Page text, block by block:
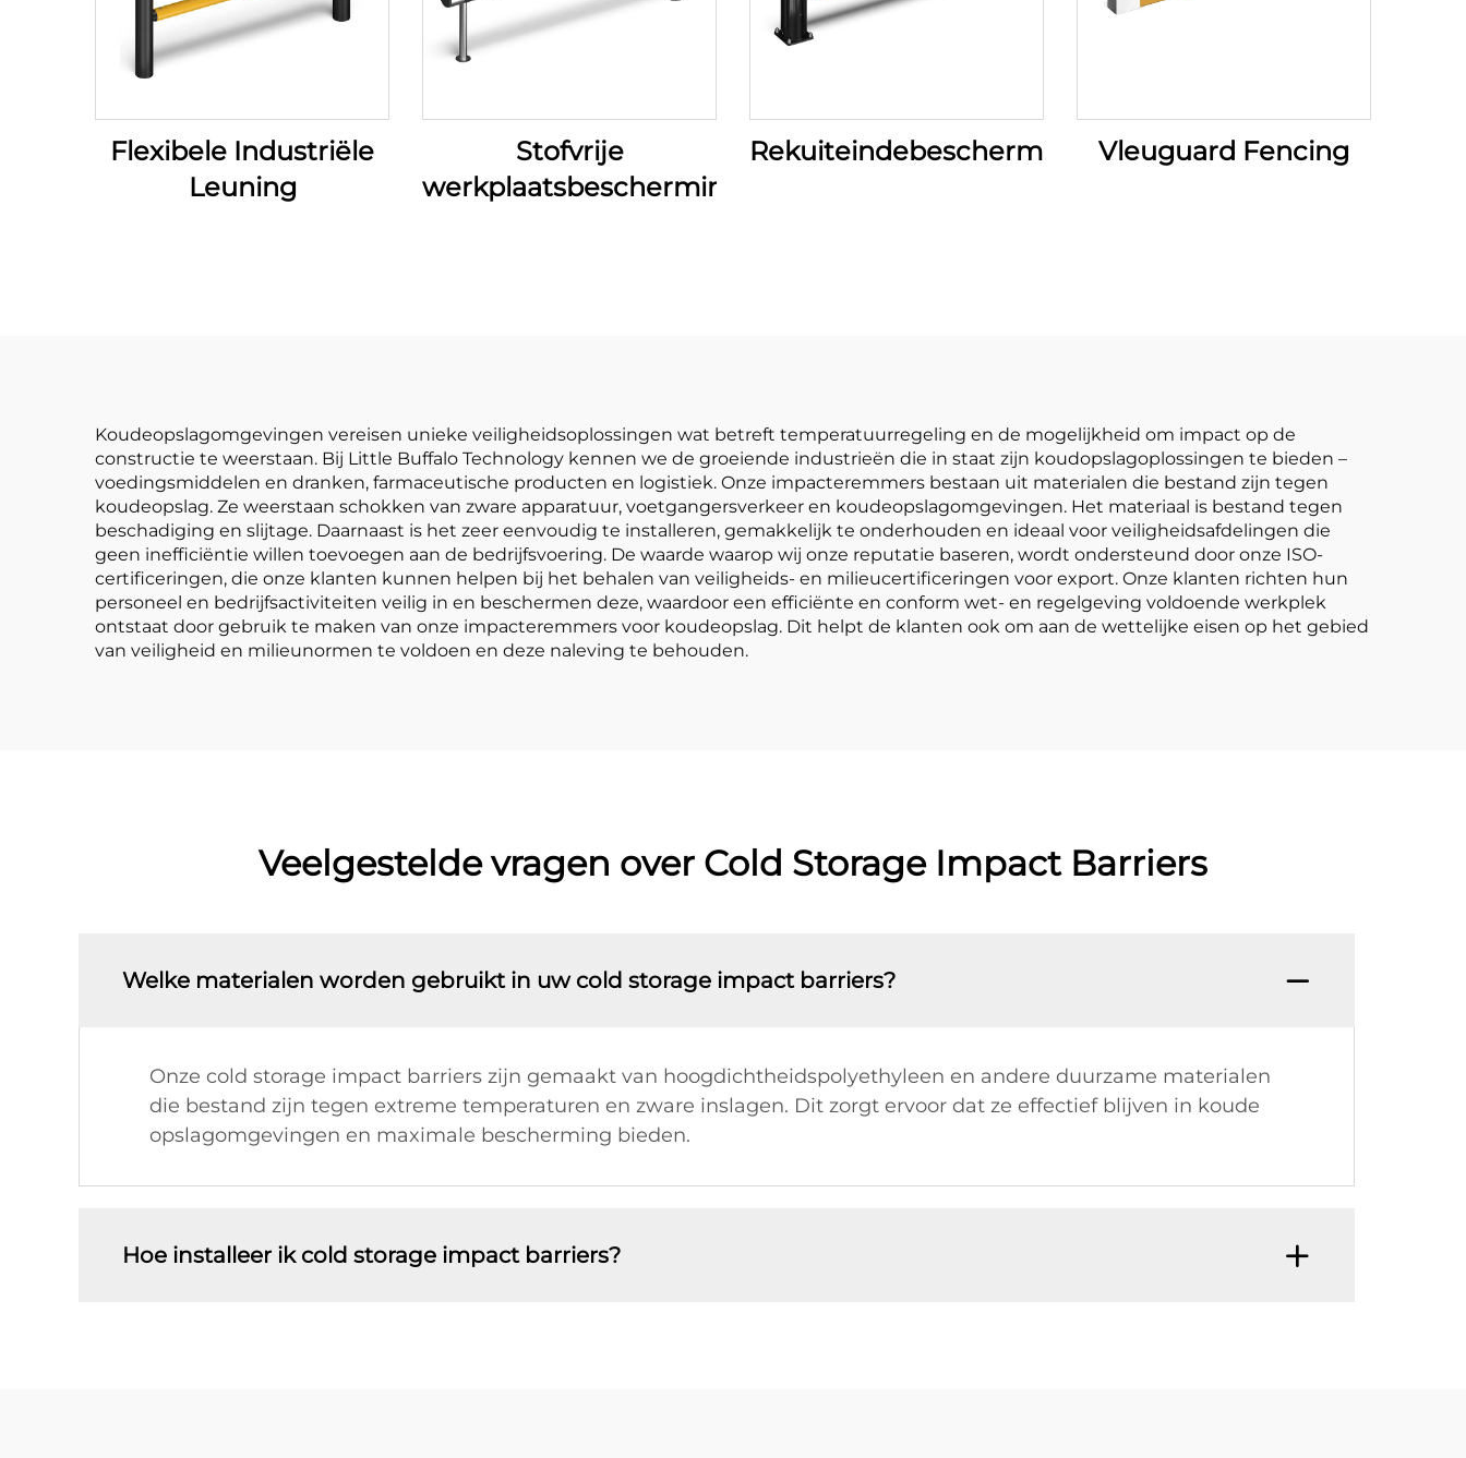
Flexibele Industriële
Leuning
Stofvrije
werkplaatsbescherming
Rekuiteindebescherming Vleuguard Fencing
Koudeopslagomgevingen vereisen unieke veiligheidsoplossingen wat betreft temperatuurregeling en de mogelijkheid om impact op de
constructie te weerstaan. Bij Little Buffalo Technology kennen we de groeiende industrieën die in staat zijn koudopslagoplossingen te bieden –
voedingsmiddelen en dranken, farmaceutische producten en logistiek. Onze impacteremmers bestaan uit materialen die bestand zijn tegen
koudeopslag. Ze weerstaan schokken van zware apparatuur, voetgangersverkeer en koudeopslagomgevingen. Het materiaal is bestand tegen
beschadiging en slijtage. Daarnaast is het zeer eenvoudig te installeren, gemakkelijk te onderhouden en ideaal voor veiligheidsafdelingen die
geen inefficiëntie willen toevoegen aan de bedrijfsvoering. De waarde waarop wij onze reputatie baseren, wordt ondersteund door onze ISO-
certificeringen, die onze klanten kunnen helpen bij het behalen van veiligheids- en milieucertificeringen voor export. Onze klanten richten hun
personeel en bedrijfsactiviteiten veilig in en beschermen deze, waardoor een efficiënte en conform wet- en regelgeving voldoende werkplek
ontstaat door gebruik te maken van onze impacteremmers voor koudeopslag. Dit helpt de klanten ook om aan de wettelijke eisen op het gebied
van veiligheid en milieunormen te voldoen en deze naleving te behouden.
Veelgestelde vragen over Cold Storage Impact Barriers
Welke materialen worden gebruikt in uw cold storage impact barriers?
Onze cold storage impact barriers zijn gemaakt van hoogdichtheidspolyethyleen en andere duurzame materialen
die bestand zijn tegen extreme temperaturen en zware inslagen. Dit zorgt ervoor dat ze effectief blijven in koude
opslagomgevingen en maximale bescherming bieden.
Hoe installeer ik cold storage impact barriers?